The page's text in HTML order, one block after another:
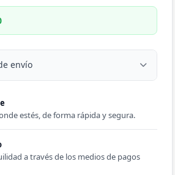
envío
estés, de forma rápida y segura.
a través de los medios de pagos